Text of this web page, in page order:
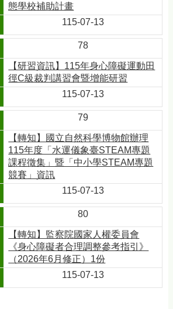
態學校補助計畫
115-07-13
78
【研習資訊】115年身心障礙運動田
徑C級裁判講習會暨增能研習
115-07-13
79
【轉知】國立自然科學博物館辦理
115年度「水運儀象臺STEAM專題
課程徵集」暨「中小學STEAM專題
競賽」資訊
115-07-13
80
【轉知】監察院國家人權委員會
《身心障礙者合理調整參考指引》
（2026年6月修正）1份
115-07-13